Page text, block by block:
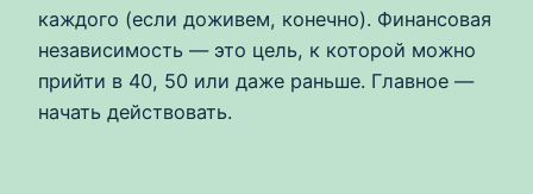
каждого (если доживем, конечно). Финансовая
независимость — это цель, к которой можно
прийти в 40, 50 или даже раньше. Главное —
начать действовать.